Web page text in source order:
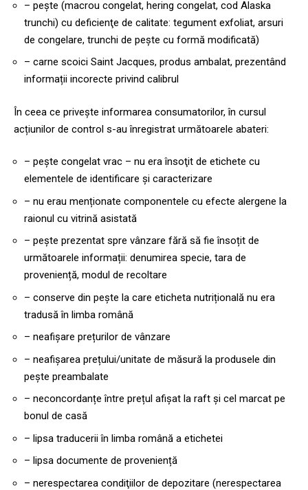
– peşte (macrou congelat, hering congelat, cod Alaska
trunchi) cu deficienţe de calitate: tegument exfoliat, arsuri
de congelare, trunchi de peşte cu formă modificată)
– carne scoici Saint Jacques, produs ambalat, prezentând
informații incorecte privind calibrul
În ceea ce privește informarea consumatorilor, în cursul
acțiunilor de control s-au înregistrat următoarele abateri:
– pește congelat vrac – nu era însoţit de etichete cu
elementele de identificare şi caracterizare
– nu erau menționate componentele cu efecte alergene la
raionul cu vitrină asistată
– pește prezentat spre vânzare fără să fie însoțit de
următoarele informații: denumirea specie, tara de
proveniență, modul de recoltare
– conserve din pește la care eticheta nutrițională nu era
tradusă în limba română
– neafișare prețurilor de vânzare
– neafișarea prețului/unitate de măsură la produsele din
pește preambalate
– neconcordanțe între prețul afișat la raft și cel marcat pe
bonul de casă
– lipsa traducerii în limba română a etichetei
– lipsa documente de proveniență
– nerespectarea condiţiilor de depozitare (nerespectarea